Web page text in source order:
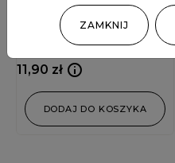
Len złoty
11,90 zł
DODAJ DO KOSZYKA
ZAMKNIJ